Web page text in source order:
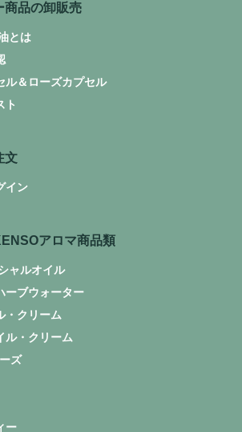
商品の卸販売
とは
ル＆ローズカプセル
ト
文
イン
アロマ商品類
ャルオイル
ーブウォーター
・クリーム
ル・クリーム
ズ
ー